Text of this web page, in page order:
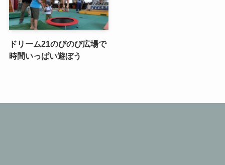
ドリーム21のびのび広場で
時間いっぱい遊ぼう